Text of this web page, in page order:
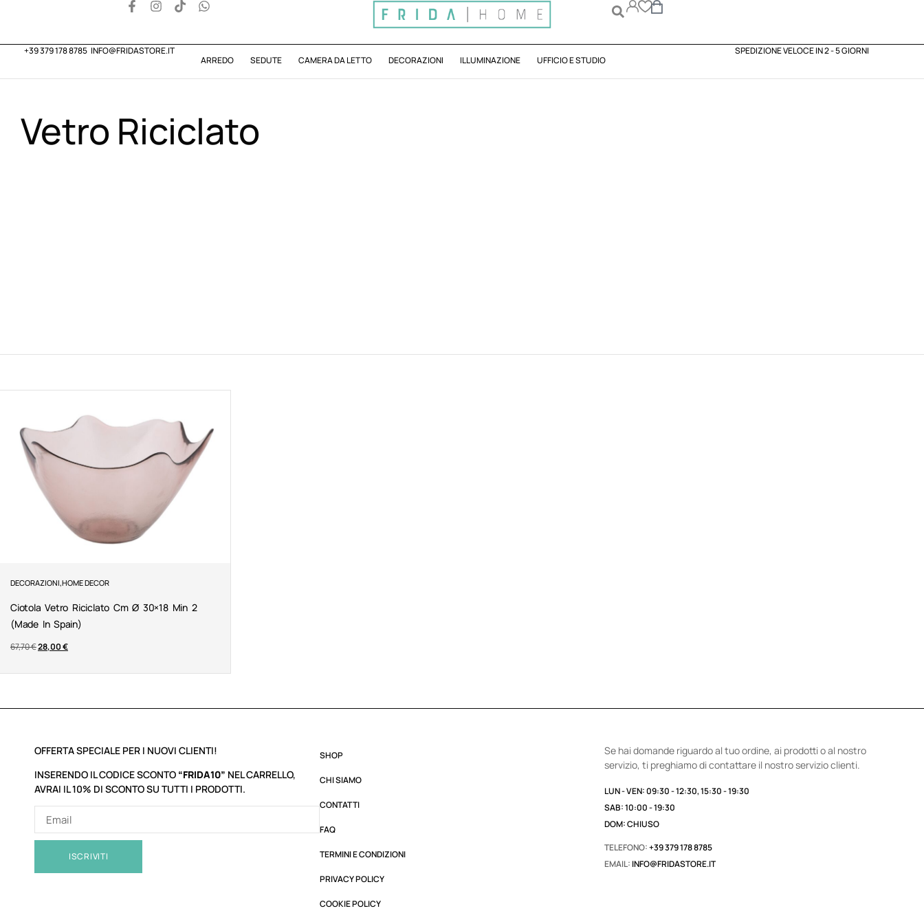
+39 379 178 8785 INFO@FRIDASTORE.IT
ARREDO
SEDUTE CAMERA DA LETTO DECORAZIONI ILLUMINAZIONE UFFICIO E STUDIO
SPEDIZIONE VELOCE IN 2 - 5 GIORNI
Vetro Riciclato
DECORAZIONI,HOME DECOR
Ciotola Vetro Riciclato Cm Ø 30×18 Min 2
(made In Spain)
67,70€28,00€
OFFERTA SPECIALE PER I NUOVI CLIENTI!
INSERENDO IL CODICE SCONTO “FRIDA10” NEL CARRELLO,
AVRAI IL 10% DI SCONTO SU TUTTI I PRODOTTI.
ISCRIVITI
SHOP
CHI SIAMO
CONTATTI
FAQ
TERMINI E CONDIZIONI
PRIVACY POLICY
COOKIE POLICY
Se hai domande riguardo al tuo ordine, ai prodotti o al nostro
servizio, ti preghiamo di contattare il nostro servizio clienti.
LUN - VEN: 09:30 - 12:30, 15:30 - 19:30
SAB: 10:00 - 19:30
DOM: CHIUSO
TELEFONO:+39 379 178 8785
EMAIL: INFO@FRIDASTORE.IT